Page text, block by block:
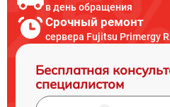
в день обращения
Срочный ремонт
сервера Fujitsu Primergy
Бесплатная
специалистом